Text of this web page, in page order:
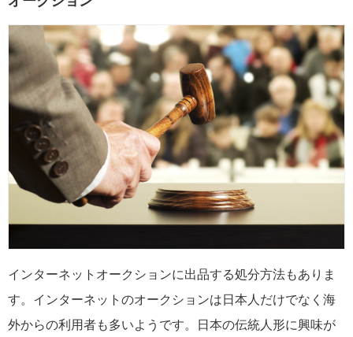
インターネットオークションに出品する処分方法もありま
す。インターネットのオークションは日本人だけでなく海
外からの利用者も多いようです。日本の伝統人形に興味が